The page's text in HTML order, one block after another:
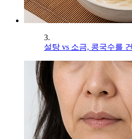
3.
설탕 vs 소금, 콩국수를